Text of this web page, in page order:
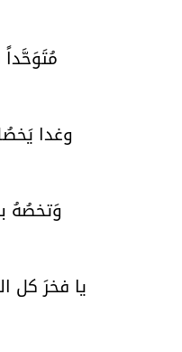
وغدا
وَتخصُهُ
يا فخرَ كل